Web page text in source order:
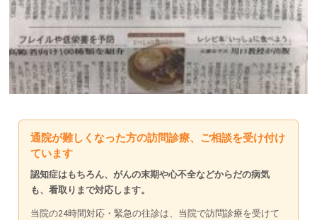
通院が難しくなった方の訪問診療、ご相談を受け付け
ています
認知症はもちろん、がんの末期や心不全などからだの病気
も、看取りまで対応します。
当院の24時間対応・緊急の往診は、当院で訪問診療を受けて